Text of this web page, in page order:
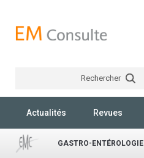
Rechercher
Actualités Revues
GASTRO-ENTÉROLOGIE